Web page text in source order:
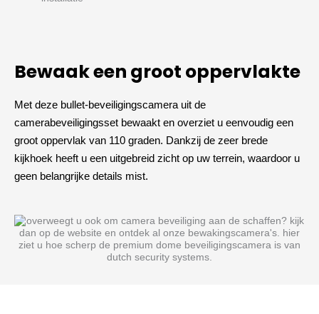
Bewaak een groot oppervlakte
Met deze bullet-beveiligingscamera uit de
camerabeveiligingsset bewaakt en overziet u eenvoudig een
groot oppervlak van 110 graden. Dankzij de zeer brede
kijkhoek heeft u een uitgebreid zicht op uw terrein, waardoor u
geen belangrijke details mist.